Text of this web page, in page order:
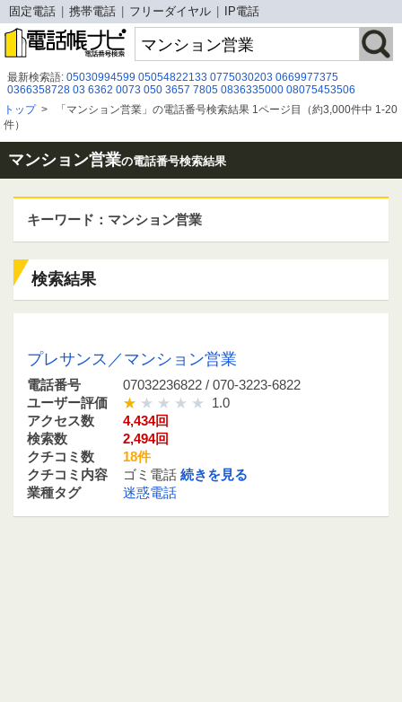
固定電話 携帯電話 フリーダイヤル IP電話
最新検索語: 05030994599 05054822133 0775030203 0669977375
0366358728 03 6362 0073 050 3657 7805 0836335000 08075453506
0120 953 462
042-303-8870 05052921773
０１２０９２１７９３
08041916078 0120 828 251 0120 788 090 0342140121 08009199801
0120-626-072
0800-777-8250 0728480002 05031207874
トップ>
「マンション営業」の電話番号検索結果 1ページ目（約3,000件中 1-20
件）
マンション営業の電話番号検索結果
キーワード：マンション営業
検索結果
プレサンス／マンション営業
電話番号
07032236822 / 070-3223-6822
ユーザー評価
1.0
アクセス数
4,434回
検索数
2,494回
クチコミ数
18件
クチコミ内容
ゴミ電話 続きを見る
業種タグ
迷惑電話